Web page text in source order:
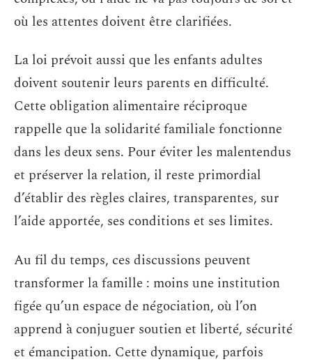
où les attentes doivent être clarifiées.
La loi prévoit aussi que les enfants adultes
doivent soutenir leurs parents en difficulté.
Cette obligation alimentaire réciproque
rappelle que la solidarité familiale fonctionne
dans les deux sens. Pour éviter les malentendus
et préserver la relation, il reste primordial
d’établir des règles claires, transparentes, sur
l’aide apportée, ses conditions et ses limites.
Au fil du temps, ces discussions peuvent
transformer la famille : moins une institution
figée qu’un espace de négociation, où l’on
apprend à conjuguer soutien et liberté, sécurité
et émancipation. Cette dynamique, parfois